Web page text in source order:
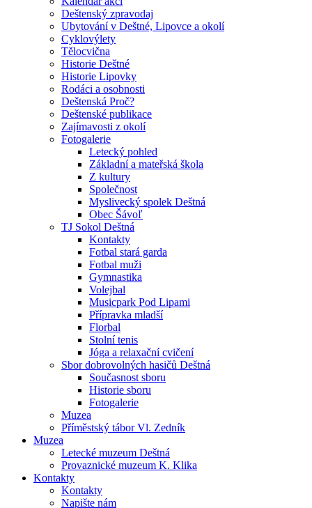
Deštenský zpravodaj
Ubytování v Deštné, Lipovce a okolí
Cyklovýlety
Tělocvična
Historie Deštné
Historie Lipovky
Rodáci a osobnosti
Deštenská Proč?
Deštenské publikace
Zajímavosti z okolí
Fotogalerie
Letecký pohled
Základní a mateřská škola
Z kultury
Společnost
Myslivecký spolek Deštná
Obec Šávoľ
TJ Sokol Deštná
Kontakty
Fotbal stará garda
Fotbal muži
Gymnastika
Volejbal
Musicpark Pod Lipami
Přípravka mladší
Florbal
Stolní tenis
Jóga a relaxační cvičení
Sbor dobrovolných hasičů Deštná
Současnost sboru
Historie sboru
Fotogalerie
Muzea
Příměstský tábor Vl. Zedník
Muzea
Letecké muzeum Deštná
Provaznické muzeum K. Klika
Kontakty
Kontakty
Napište nám